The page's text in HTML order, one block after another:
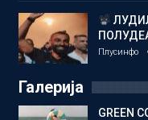
Плусинфо
Галерија
GREEN